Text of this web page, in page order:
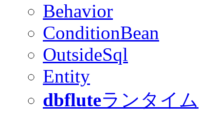
Behavior
ConditionBean
OutsideSql
Entity
dbfluteランタイム